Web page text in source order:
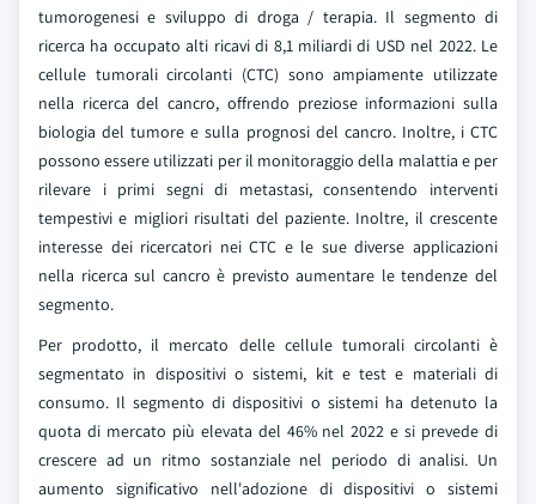
tumorogenesi e sviluppo di droga / terapia. Il segmento di
ricerca ha occupato alti ricavi di 8,1 miliardi di USD nel 2022. Le
cellule tumorali circolanti (CTC) sono ampiamente utilizzate
nella ricerca del cancro, offrendo preziose informazioni sulla
biologia del tumore e sulla prognosi del cancro. Inoltre, i CTC
possono essere utilizzati per il monitoraggio della malattia e per
rilevare i primi segni di metastasi, consentendo interventi
tempestivi e migliori risultati del paziente. Inoltre, il crescente
interesse dei ricercatori nei CTC e le sue diverse applicazioni
nella ricerca sul cancro è previsto aumentare le tendenze del
segmento.
Per prodotto, il mercato delle cellule tumorali circolanti è
segmentato in dispositivi o sistemi, kit e test e materiali di
consumo. Il segmento di dispositivi o sistemi ha detenuto la
quota di mercato più elevata del 46% nel 2022 e si prevede di
crescere ad un ritmo sostanziale nel periodo di analisi. Un
aumento significativo nell'adozione di dispositivi o sistemi